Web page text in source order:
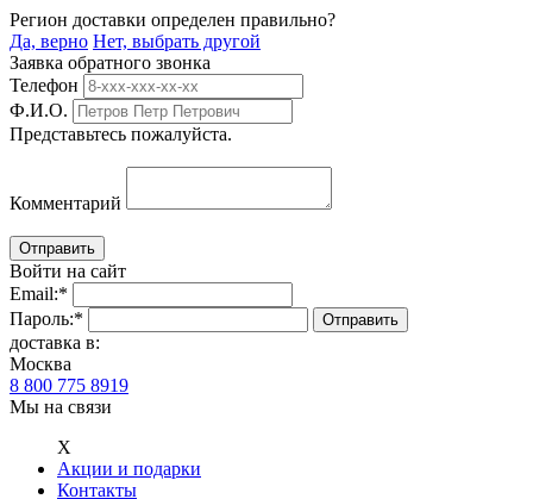
Регион доставки определен правильно?
Да, верно Нет, выбрать другой
Заявка обратного звонка
Телефон
Ф.И.О.
Представьтесь пожалуйста.
Комментарий
Войти на сайт
Email:*
Пароль:*
доставка в:
Москва
8 800 775 8919
Мы на связи
Х
Акции и подарки
Контакты